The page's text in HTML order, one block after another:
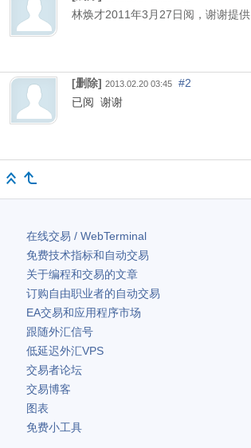
林焕才2011年3 月 27日阅，谢谢提供
[删除] 2013.02.20 03:45
#2
已阅 谢谢
在线交易 / WebTerminal
免费技术指标和自动交易
关于编程和交易的文章
订购自由职业者的自动交易
EA交易和应用程序市场
跟随外汇信号
低延迟外汇VPS
交易者论坛
交易博客
图表
免费小工具